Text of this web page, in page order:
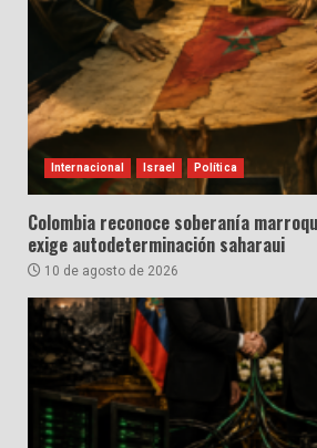
Internacional Israel Política
Colombia reconoce soberanía
exige autodeterminación saharaui
10 de agosto de 2026